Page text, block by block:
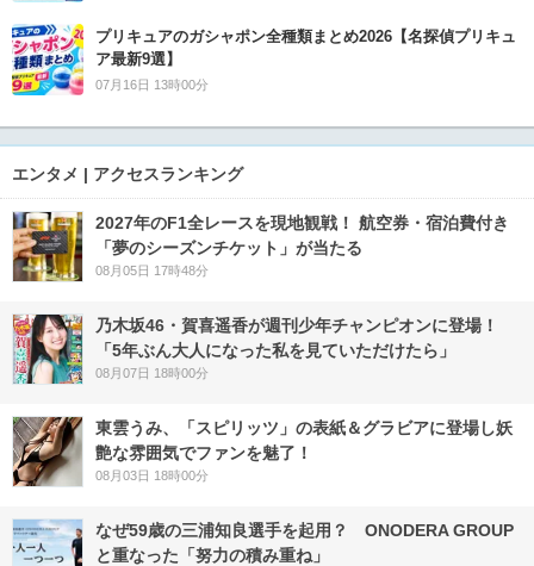
プリキュアのガシャポン全種類まとめ2026【名探偵プリキュ
ア最新9選】
07月16日 13時00分
エンタメ | アクセスランキング
2027年のF1全レースを現地観戦！ 航空券・宿泊費付き
「夢のシーズンチケット」が当たる
08月05日 17時48分
乃木坂46・賀喜遥香が週刊少年チャンピオンに登場！
「5年ぶん大人になった私を見ていただけたら」
08月07日 18時00分
東雲うみ、「スピリッツ」の表紙＆グラビアに登場し妖
艶な雰囲気でファンを魅了！
08月03日 18時00分
なぜ59歳の三浦知良選手を起用？ ONODERA GROUP
と重なった「努力の積み重ね」